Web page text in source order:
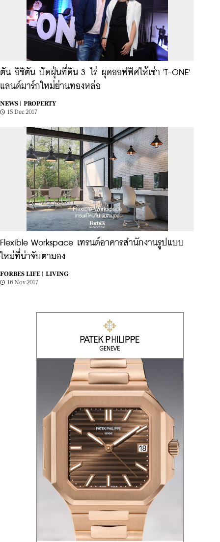
ตัน อิชิตัน ปัดฝุ่นที่ดิน 3 ไร่ ผุดออฟฟิศให้เช่า 'T-ONE'
แลนด์มาร์กใหม่ย่านทองหล่อ
NEWS |
PROPERTY
15 Dec 2017
Flexible Workspace เทรนด์อาคารสำนักงานรูปแบบ
ใหม่ที่น่าจับตามอง
FORBES LIFE |
LIVING
16 Nov 2017